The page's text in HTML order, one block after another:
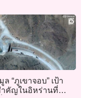
ล “ภูเขาจอบ” เป้า
คัญในอิหร่านที่